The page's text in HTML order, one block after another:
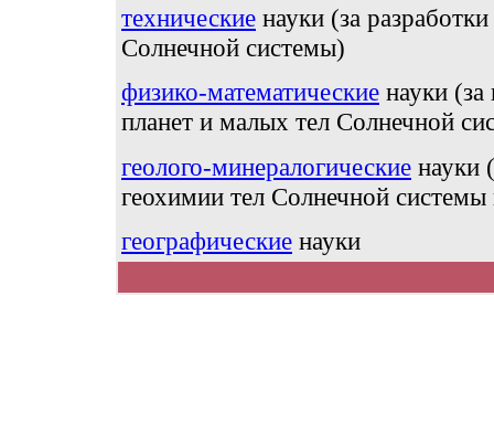
технические науки (за
Солнечной системы)
физико-математические науки (за
планет и малых тел Солнечной
геолого-минералогические науки
геохимии тел Солнечной
географические науки